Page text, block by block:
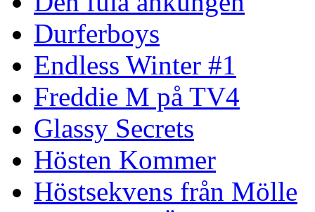
Durferboys
Endless Winter #1
Freddie M på TV4
Glassy Secrets
Hösten Kommer
Höstsekvens från Mölle